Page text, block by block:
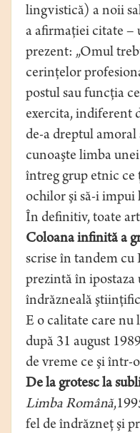
lingvistică) a noii
a afirmaţiei citate –
prezent: „Omul
cerinţelor
postul sau funcţia
exercita, indiferent
de-a dreptul amoral
cunoaşte limba
întreg grup etnic ce
ochilor şi să-i impui
În definitiv, toate
Coloana infinită a
scrise în tandem
prezintă în
îndrăzneală
E o calitate care nu
după 31 august
de vreme ce şi într-
De la grotesc la
Limba Română
fel de îndrăzneţ şi